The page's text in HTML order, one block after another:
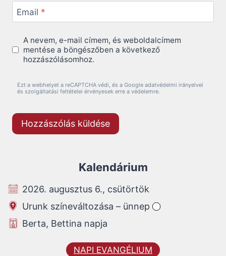
Email *
A nevem, e-mail címem, és weboldalcímem
mentése a böngészőben a következő
hozzászólásomhoz.
Ezt a webhelyet a reCAPTCHA védi, és a Google adatvédelmi irányelvei
és szolgáltatási feltételei érvényesek erre a védelemre.
Kalendárium
2026. augusztus 6., csütörtök
Urunk színeváltozása – ünnep
Berta, Bettina napja
NAPI EVANGÉLIUM